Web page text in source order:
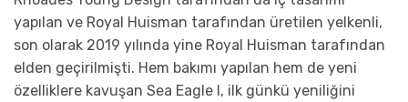
yapılan ve Royal Huisman tarafından üretilen yelkenli,
son olarak 2019 yılında yine Royal Huisman tarafından
elden geçirilmişti. Hem bakımı yapılan hem de yeni
özelliklere kavuşan Sea Eagle I, ilk günkü yeniliğini